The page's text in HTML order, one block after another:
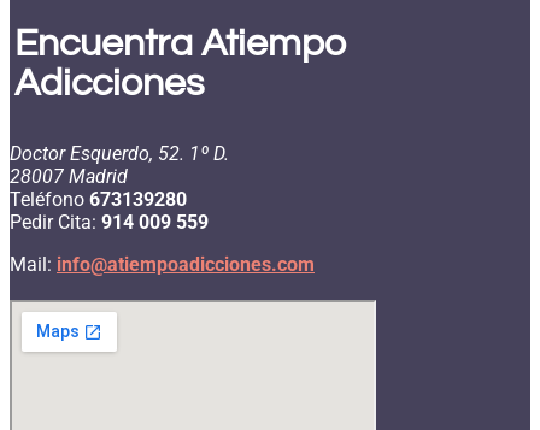
Encuentra Atiempo
Adicciones
Doctor Esquerdo, 52. 1º D.
28007 Madrid
Teléfono 673139280
Pedir Cita: 914 009 559
Mail: info@atiempoadicciones.com